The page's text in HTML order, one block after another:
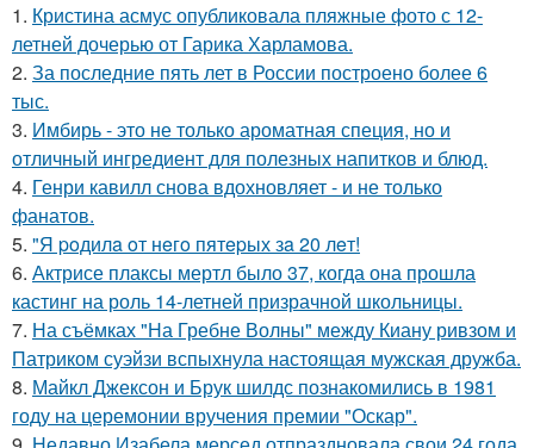
1. Кристина асмус опубликовала пляжные фото с 12-
летней дочерью от Гарика Харламова.
2. За последние пять лет в России построено более 6
тыс.
3. Имбирь - это не только ароматная специя, но и
отличный ингредиент для полезных напитков и блюд.
4. Генри кавилл снова вдохновляет - и не только
фанатов.
5. "Я poдилa oт нeгo пятepых зa 20 лeт!
6. Актрисе плаксы мертл было 37, когда она прошла
кастинг на роль 14-летней призрачной школьницы.
7. На съёмках "На Гребне Волны" между Киану ривзом и
Патриком суэйзи вспыхнула настоящая мужская дружба.
8. Майкл Джексон и Брук шилдс познакомились в 1981
году на церемонии вручения премии "Оскар".